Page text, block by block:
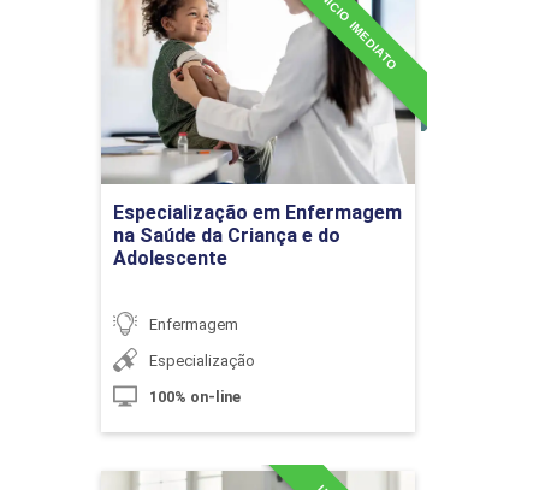
O Conhecimento na Enfermagem e
sua Importância para o Cuidado
Processo de Trabalho em
Especialização em Enfermagem
na Saúde da Criança e do
Adolescente
INÍCIO IMEDIATO
Enfermagem
Especialização
100% on-line
Especialização em
Enfermagem na Saúde da
Criança e do Adolescente
Detalhes do curso